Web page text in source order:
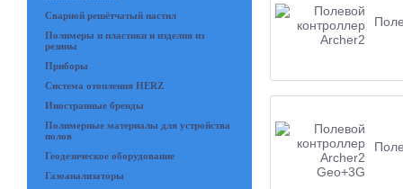
Сварной решётчатый настил
Полимеры и пластики и изделия из
резины
Приборы
Система отопления HERZ
Иностранные бренды
Полимерные материалы для устройства
полов
Геодезическое оборудование
Газоанализаторы